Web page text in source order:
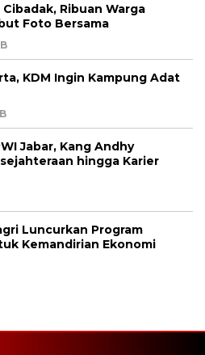
Ribuan Warga
Foto Bersama
KDM Ingin Kampung Adat
Jabar, Kang Andhy
hingga Karier
Luncurkan Program
Kemandirian Ekonomi